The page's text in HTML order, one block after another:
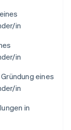
in
in
eines
in
in